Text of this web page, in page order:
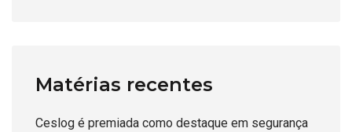
Matérias recentes
Ceslog é premiada como destaque em segurança